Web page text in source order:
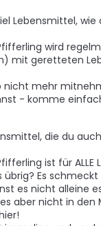
Lebensmittel,
wird
mit geretteten
nicht mehr
- komme
die du
ist für ALLE
übrig? Es
es nicht alleine
aber nicht in den